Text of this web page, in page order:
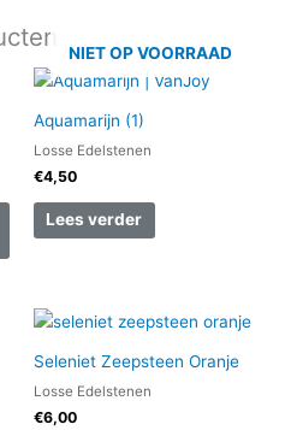
NIET OP VOORRAAD
Aquamarijn (1)
Losse Edelstenen
€4,50
Lees verder
Seleniet Zeepsteen Oranje
Losse Edelstenen
€6,00